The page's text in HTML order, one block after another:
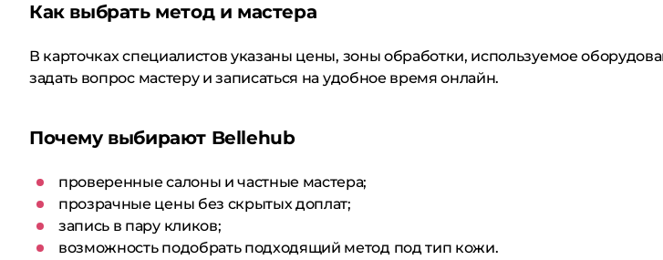
Как выбрать метод и мастера
В карточках специалистов указаны цены, зоны обработки, используемое
задать вопрос мастеру и записаться на удобное время онлайн.
Почему выбирают Bellehub
проверенные салоны и частные мастера;
прозрачные цены без скрытых доплат;
запись в пару кликов;
возможность подобрать подходящий метод под тип кожи.